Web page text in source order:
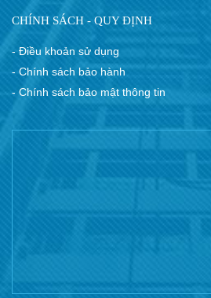
CHÍNH SÁCH - QUY ĐỊNH
- Điều khoản sử dụng
- Chính sách bảo hành
- Chính sách bảo mật thông tin